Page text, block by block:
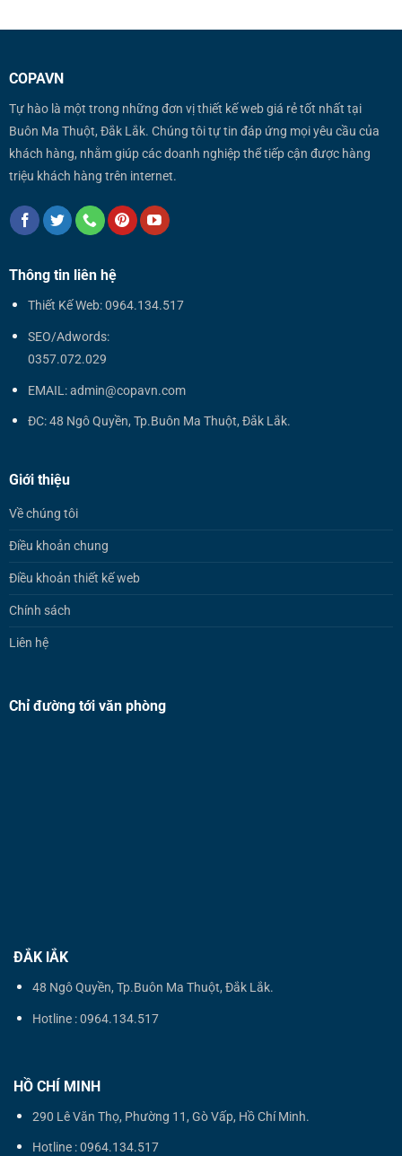
COPAVN
Tự hào là một trong những đơn vị thiết kế web giá rẻ tốt nhất tại
Buôn Ma Thuột, Đắk Lắk. Chúng tôi tự tin đáp ứng mọi yêu cầu của
khách hàng, nhằm giúp các doanh nghiệp thể tiếp cận được hàng
triệu khách hàng trên internet.
Thông tin liên hệ
Thiết Kế Web: 0964.134.517
SEO/Adwords:
0357.072.029
EMAIL: admin@copavn.com
ĐC: 48 Ngô Quyền, Tp.Buôn Ma Thuột, Đắk Lắk.
Giới thiệu
Về chúng tôi
Điều khoản chung
Điều khoản thiết kế web
Chính sách
Liên hệ
Chỉ đường tới văn phòng
ĐẮK lẮK
48 Ngô Quyền, Tp.Buôn Ma Thuột, Đắk Lắk.
Hotline : 0964.134.517
HỒ CHÍ MINH
290 Lê Văn Thọ, Phường 11, Gò Vấp, Hồ Chí Minh.
Hotline : 0964.134.517